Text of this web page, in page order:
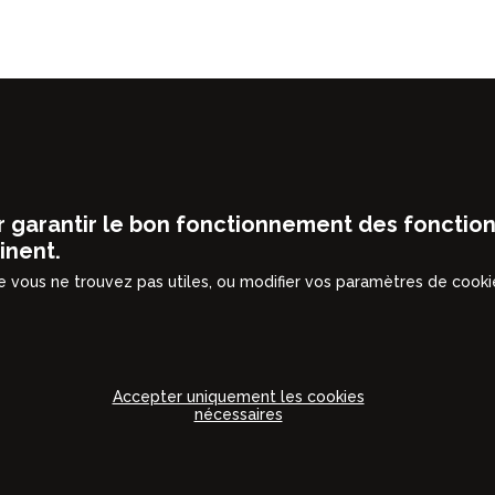
garantir le bon fonctionnement des
ne trouvez pas utiles, ou modifier vos paramètres de
pertinentes à vos
site.
l'information qui modifie le
comportement ou l'apparence
Accepter uniquement les cookies
nécessaires